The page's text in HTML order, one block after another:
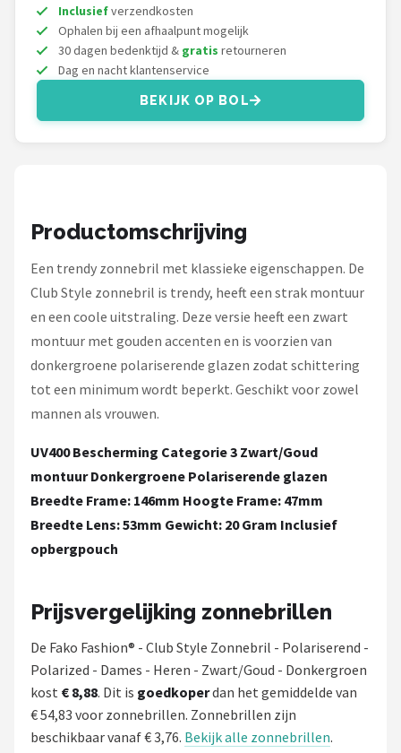
Zonnebril Dames
Alle merken →
Inclusiefverzendkosten
Ophalen bij een afhaalpunt mogelijk
30 dagen bedenktijd & gratis retourneren
Dag en nacht klantenservice
BEKIJK OP BOL
Productomschrijving
Een trendy zonnebril met klassieke eigenschappen. De
Club Style zonnebril is trendy, heeft een strak montuur
en een coole uitstraling. Deze versie heeft een zwart
montuur met gouden accenten en is voorzien van
donkergroene polariserende glazen zodat schittering
tot een minimum wordt beperkt. Geschikt voor zowel
mannen als vrouwen.
UV400 Bescherming Categorie 3 Zwart/Goud
montuur Donkergroene Polariserende glazen
Breedte Frame: 146mm Hoogte Frame: 47mm
Breedte Lens: 53mm Gewicht: 20 Gram Inclusief
opbergpouch
Prijsvergelijking zonnebrillen
De Fako Fashion® - Club Style Zonnebril - Polariserend -
Polarized - Dames - Heren - Zwart/Goud - Donkergroen
kost € 8,88. Dit is goedkoperdan het gemiddelde van
€ 54,83 voor zonnebrillen. Zonnebrillen zijn
beschikbaar vanaf € 3,76. Bekijk alle zonnebrillen.